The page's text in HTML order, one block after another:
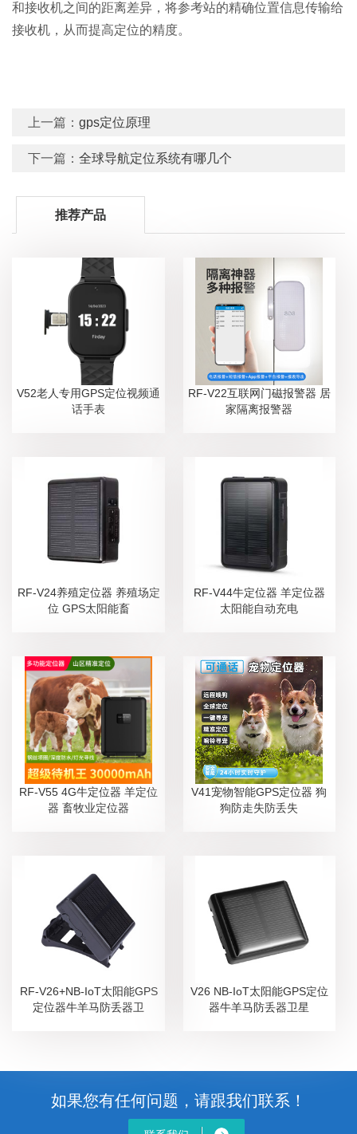
和接收机之间的距离差异，将参考站的精确位置信息传输给
接收机，从而提高定位的精度。
上一篇：gps定位原理
下一篇：全球导航定位系统有哪几个
推荐产品
V52老人专用GPS定位视频通
话手表
RF-V22互联网门磁报警器 居
家隔离报警器
RF-V24养殖定位器 养殖场定
位 GPS太阳能畜
RF-V44牛定位器 羊定位器
太阳能自动充电
RF-V55 4G牛定位器 羊定位
器 畜牧业定位器
V41宠物智能GPS定位器 狗
狗防走失防丢失
RF-V26+NB-IoT太阳能GPS
定位器牛羊马防丢器卫
V26 NB-IoT太阳能GPS定位
器牛羊马防丢器卫星
如果您有任何问题，请跟我们联系！